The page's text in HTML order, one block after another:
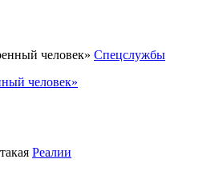
Спецслужбы
человек»
Реалии